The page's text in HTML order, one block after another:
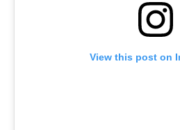
View this post on